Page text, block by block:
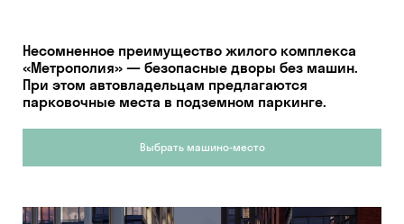
Несомненное преимущество жилого комплекса
«Метрополия» — безопасные дворы без машин.
При этом автовладельцам предлагаются
парковочные места в подземном паркинге.
Выбрать машино-место